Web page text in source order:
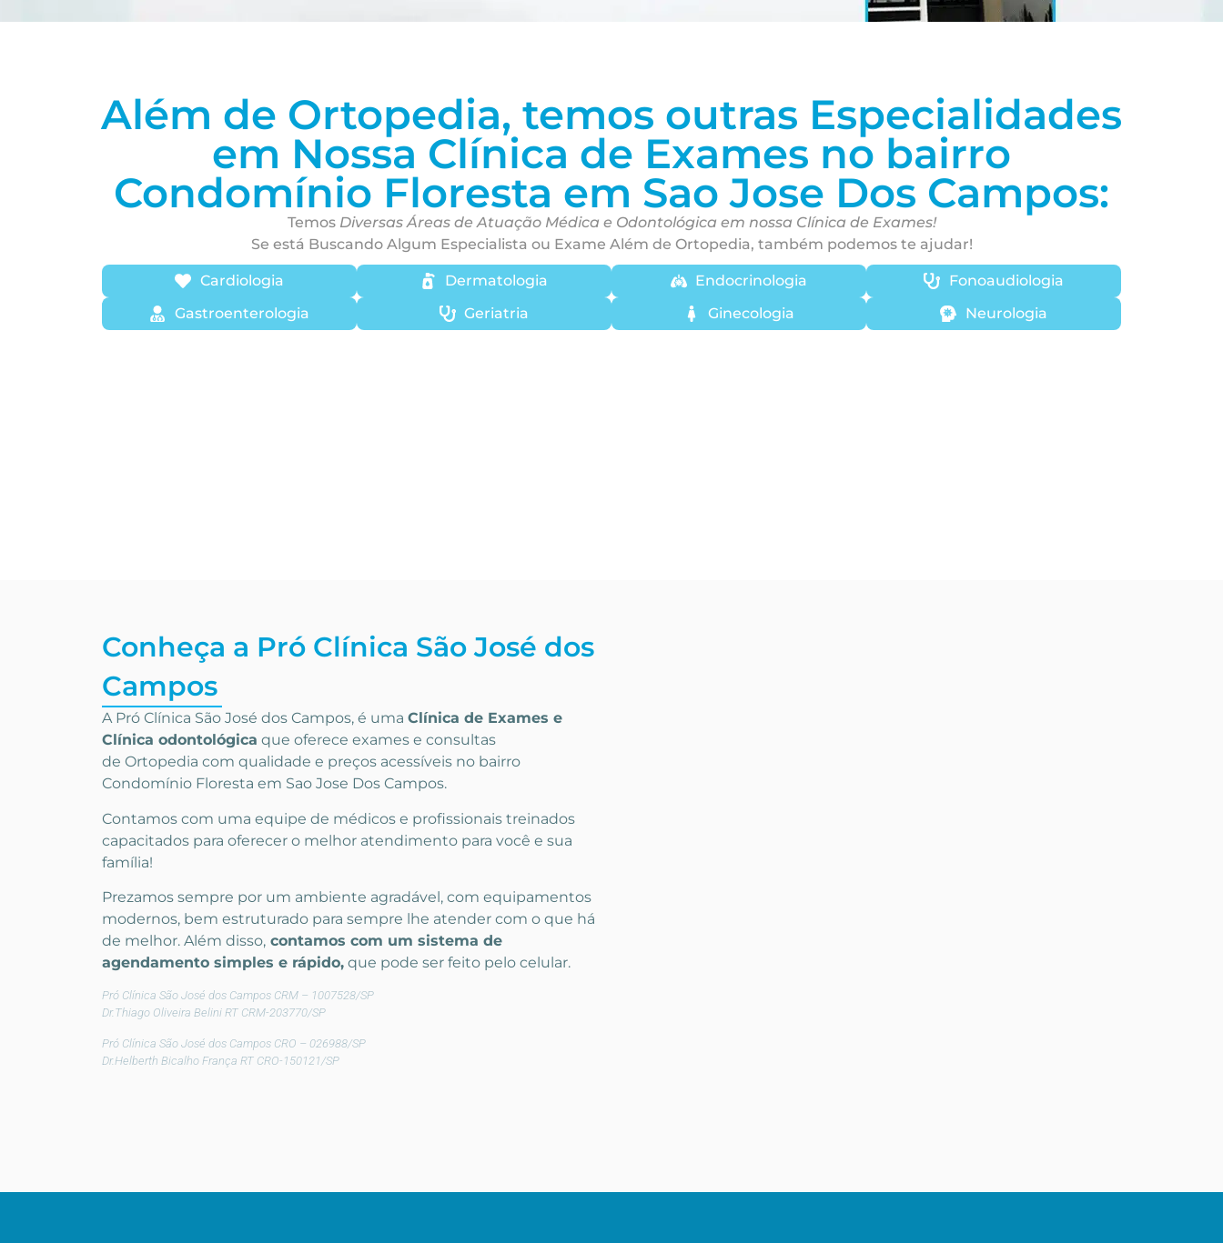
Além de Ortopedia, temos outras Especialidades
em Nossa Clínica de Exames no bairro
Condomínio Floresta em Sao Jose Dos Campos:
Temos Diversas Áreas de Atuação Médica e Odontológica em nossa Clínica de Exames!
Se está Buscando Algum Especialista ou Exame Além de Ortopedia, também podemos te ajudar!
Cardiologia Dermatologia Endocrinologia
Fonoaudiologia
Gastroenterologia
Geriatria Ginecologia Neurologia
Conheça a Pró Clínica São José dos
Campos
A Pró Clínica São José dos Campos, é uma Clínica de Exames e
Clínica odontológica que oferece exames e consultas
de Ortopedia com qualidade e preços acessíveis no bairro
Condomínio Floresta em Sao Jose Dos Campos.
Contamos com uma equipe de médicos e profissionais treinados
capacitados para oferecer o melhor atendimento para você e sua
família!
Prezamos sempre por um ambiente agradável, com equipamentos
modernos, bem estruturado para sempre lhe atender com o que há
de melhor. Além disso, contamos com um sistema de
agendamento simples e rápido, que pode ser feito pelo celular.
Pró Clínica São José dos Campos CRM – 1007528/SP
Dr.Thiago Oliveira Belini RT CRM-203770/SP
Pró Clínica São José dos Campos CRO – 026988/SP
Dr.Helberth Bicalho França RT CRO-150121/SP